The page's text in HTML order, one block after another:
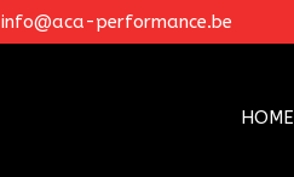
info@aca-performance.be
HOME